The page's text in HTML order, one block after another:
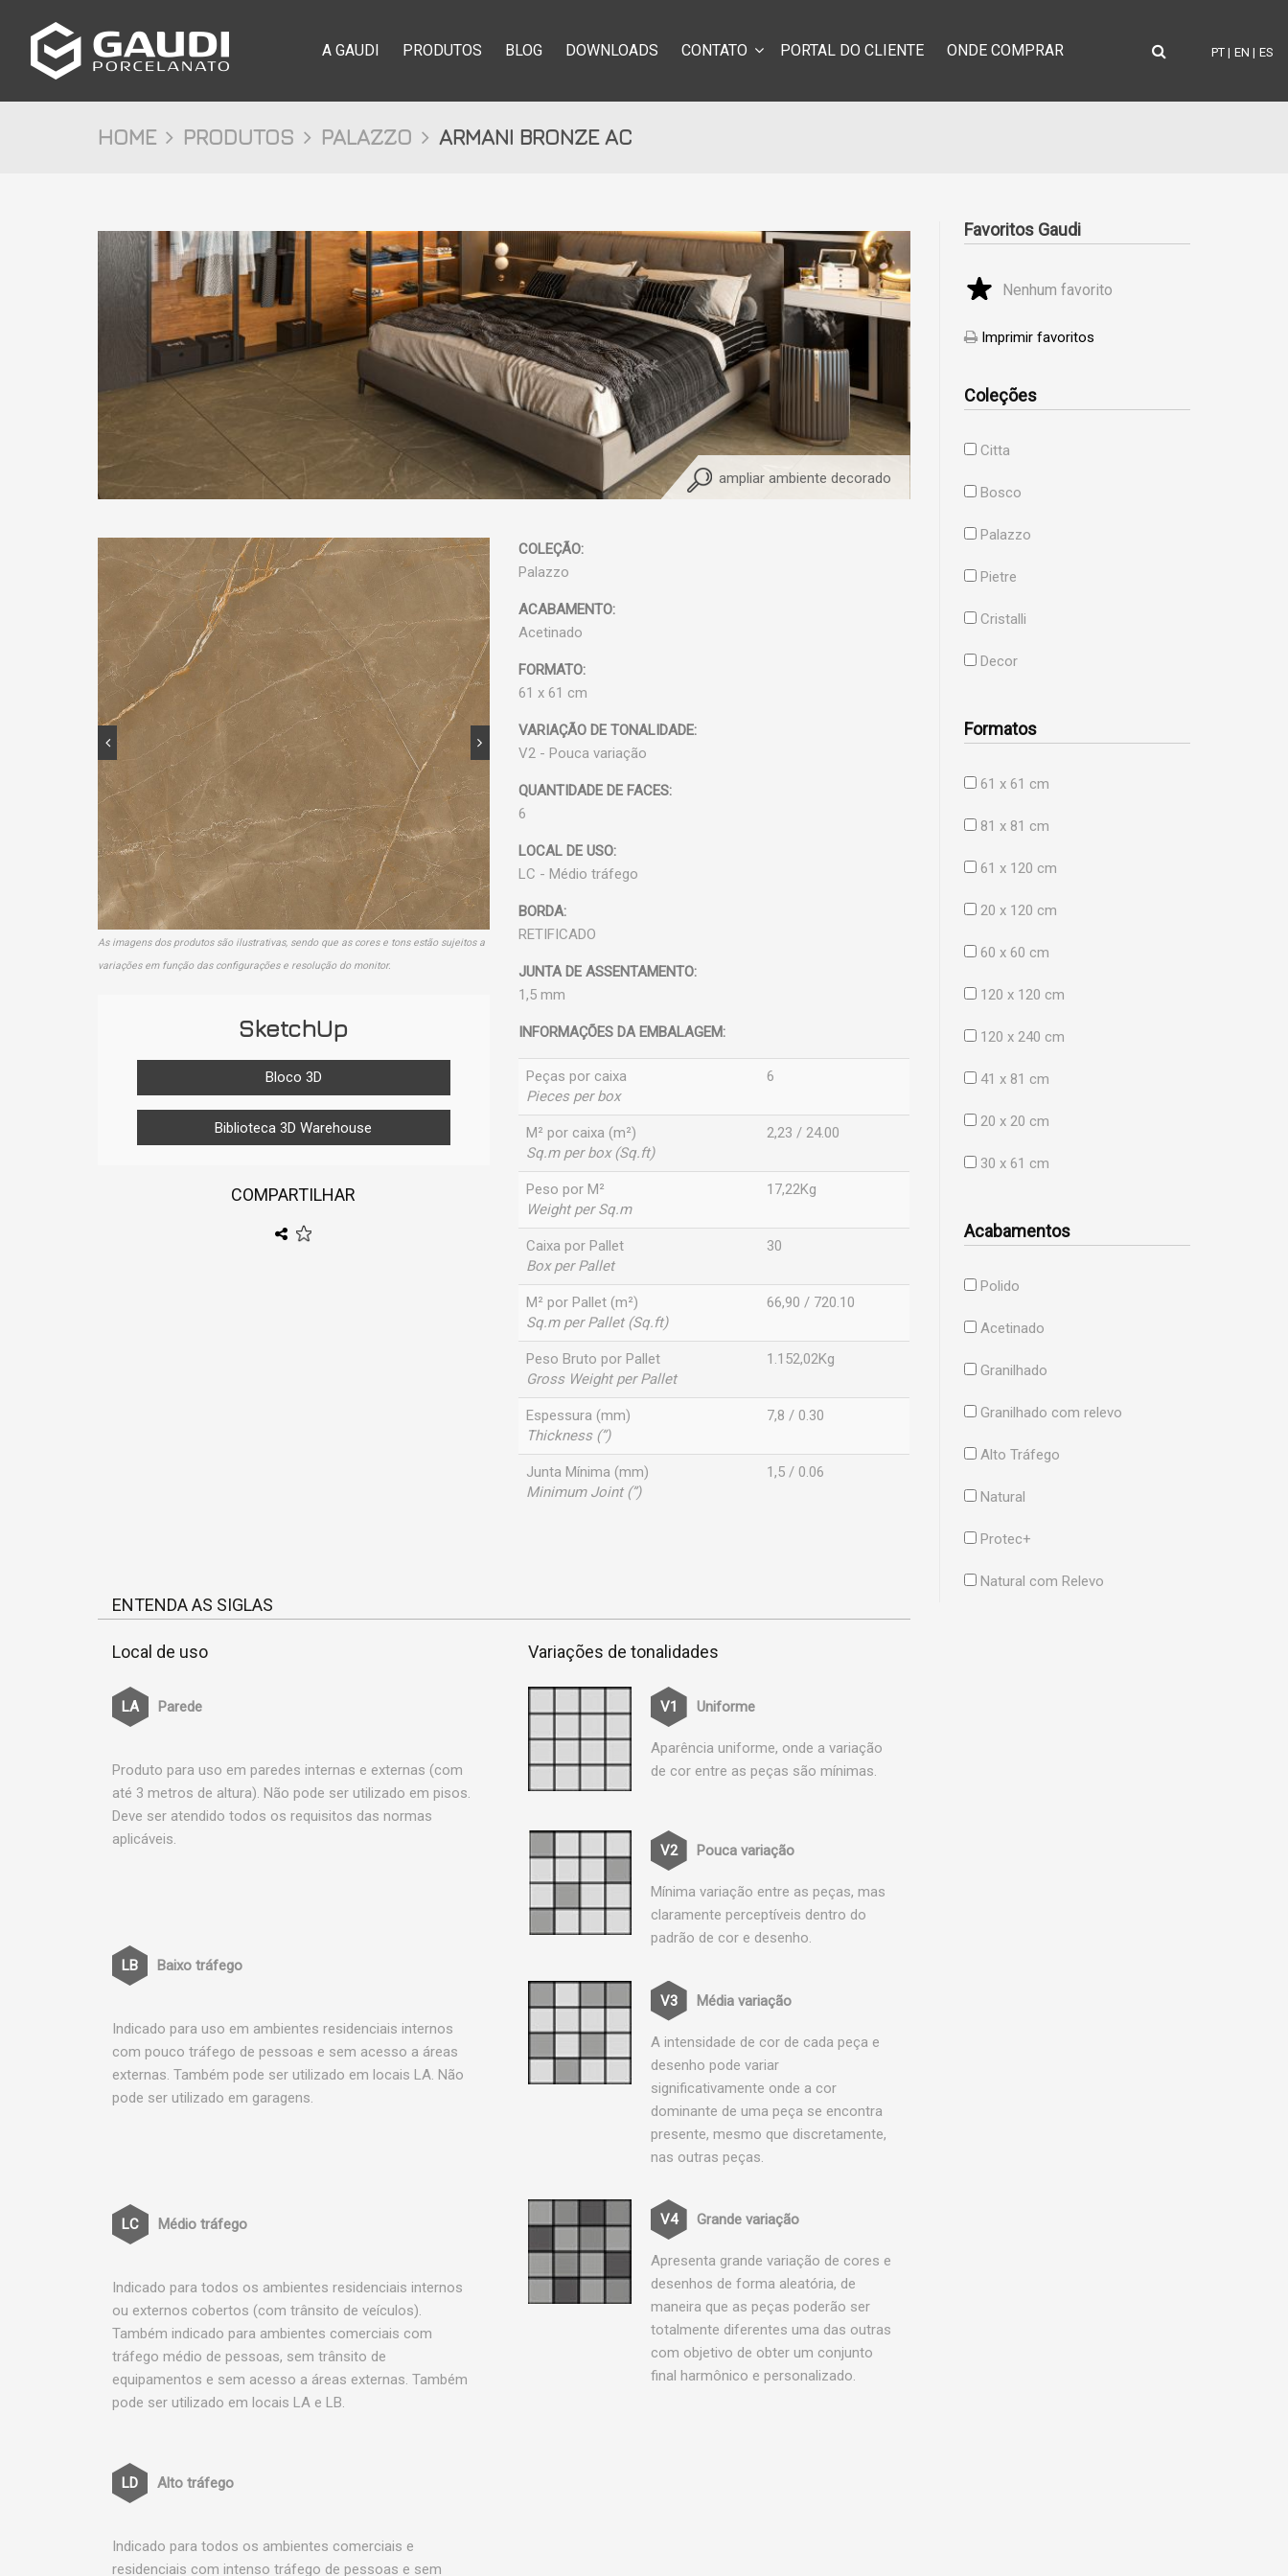
A GAUDI PRODUTOS BLOG DOWNLOADS CONTATO PORTAL DO CLIENTE ONDE COMPRAR PT | EN | ES
HOME PRODUTOS PALAZZO ARMANI BRONZE AC
ampliar ambiente decorado
As imagens dos produtos são ilustrativas, sendo que as cores e tons estão sujeitos a
variações em função das configurações e resolução do monitor.
SketchUp
Bloco 3D
Biblioteca 3D Warehouse
COMPARTILHAR
COLEÇÃO:
Palazzo
ACABAMENTO:
Acetinado
FORMATO:
61 x 61 cm
VARIAÇÃO DE TONALIDADE:
V2 - Pouca variação
QUANTIDADE DE FACES:
6
LOCAL DE USO:
LC - Médio tráfego
BORDA:
RETIFICADO
JUNTA DE ASSENTAMENTO:
1,5 mm
INFORMAÇÕES DA EMBALAGEM:
Peças por caixa
Pieces per box
6
M² por caixa (m²)
Sq.m per box (Sq.ft)
2,23 / 24.00
Peso por M²
Weight per Sq.m
17,22Kg
Caixa por Pallet
Box per Pallet
30
M² por Pallet (m²)
Sq.m per Pallet (Sq.ft)
66,90 / 720.10
Peso Bruto por Pallet
Gross Weight per Pallet
1.152,02Kg
Espessura (mm)
Thickness (”)
7,8 / 0.30
Junta Mínima (mm)
Minimum Joint (”)
1,5 / 0.06
ENTENDA AS SIGLAS
Local de uso
Parede
Produto para uso em paredes internas e externas (com
até 3 metros de altura). Não pode ser utilizado em pisos.
Deve ser atendido todos os requisitos das normas
aplicáveis.
Baixo tráfego
Indicado para uso em ambientes residenciais internos
com pouco tráfego de pessoas e sem acesso a áreas
externas. Também pode ser utilizado em locais LA. Não
pode ser utilizado em garagens.
Médio tráfego
Indicado para todos os ambientes residenciais internos
ou externos cobertos (com trânsito de veículos).
Também indicado para ambientes comerciais com
tráfego médio de pessoas, sem trânsito de
equipamentos e sem acesso a áreas externas. Também
pode ser utilizado em locais LA e LB.
Alto tráfego
Indicado para todos os ambientes comerciais e
residenciais com intenso tráfego de pessoas e sem
Variações de tonalidades
Uniforme
Aparência uniforme, onde a variação
de cor entre as peças são mínimas.
Pouca variação
Mínima variação entre as peças, mas
claramente perceptíveis dentro do
padrão de cor e desenho.
Média variação
A intensidade de cor de cada peça e
desenho pode variar
significativamente onde a cor
dominante de uma peça se encontra
presente, mesmo que discretamente,
nas outras peças.
Grande variação
Apresenta grande variação de cores e
desenhos de forma aleatória, de
maneira que as peças poderão ser
totalmente diferentes uma das outras
com objetivo de obter um conjunto
final harmônico e personalizado.
Favoritos Gaudi
Nenhum favorito
Imprimir favoritos
Coleções
Citta
Bosco
Palazzo
Pietre
Cristalli
Decor
Formatos
61 x 61 cm
81 x 81 cm
61 x 120 cm
20 x 120 cm
60 x 60 cm
120 x 120 cm
120 x 240 cm
41 x 81 cm
20 x 20 cm
30 x 61 cm
Acabamentos
Polido
Acetinado
Granilhado
Granilhado com relevo
Alto Tráfego
Natural
Protec+
Natural com Relevo